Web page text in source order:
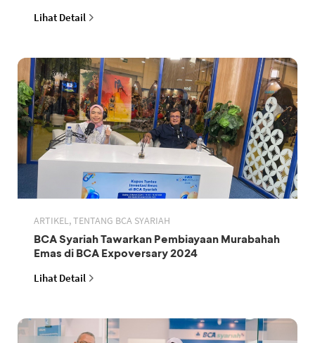
Lihat Detail
ARTIKEL, TENTANG BCA SYARIAH
BCA Syariah Tawarkan Pembiayaan Murabahah
Emas di BCA Expoversary 2024
Lihat Detail